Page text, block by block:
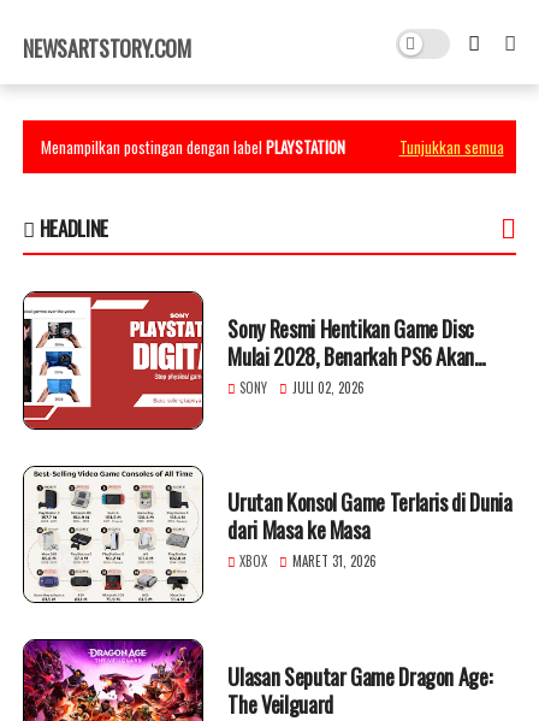
×
NEWSARTSTORY.COM
Menampilkan postingan dengan labelPLAYSTATION Tunjukkan semua
HEADLINE
Sony Resmi Hentikan Game Disc
Mulai 2028, Benarkah PS6 Akan
Hadir Full Digital?
SONY JULI 02, 2026
Urutan Konsol Game Terlaris di Dunia
dari Masa ke Masa
XBOX MARET 31, 2026
Ulasan Seputar Game Dragon Age:
The Veilguard